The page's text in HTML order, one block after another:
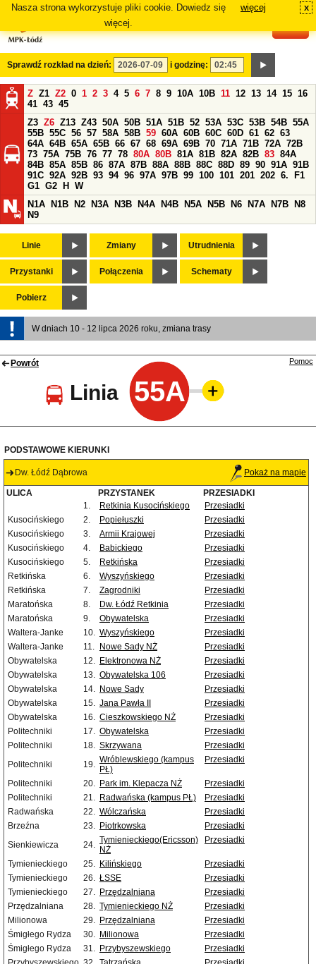
Nasza strona wykorzystuje pliki cookie. Dowiedz się
więcej.
więcej x
Sprawdź rozkład na dzień: i godzinę:
Z Z1 Z2 0 1 2 3 4 5 6 7 8 9 10A 10B 11 12 13 14 15 16
41 43 45
Z3 Z6 Z13 Z43 50A 50B 51A 51B 52 53A 53C 53B 54B 55A
55B 55C 56 57 58A 58B 59 60A 60B 60C 60D 61 62 63
64A 64B 65A 65B 66 67 68 69A 69B 70 71A 71B 72A 72B
73 75A 75B 76 77 78 80A 80B 81A 81B 82A 82B 83 84A
84B 85A 85B 86 87A 87B 88A 88B 88C 88D 89 90 91A 91B
91C 92A 92B 93 94 96 97A 97B 99 100 101 201 202 6.
F1
G1 G2 H
W
N1A
N1B N2 N3A N3B N4A N4B N5A N5B N6 N7A N7B
N8
N9
Linie Zmiany Utrudnienia
Przystanki Połączenia Schematy
Pobierz
W dniach 10 - 12 lipca 2026 roku, zmiana trasy
Powrót
Linia 55A
Pomoc
PODSTAWOWE KIERUNKI
Dw. Łódź Dąbrowa Pokaż na mapie
ULICA PRZYSTANEK
PRZESIADKI
1.
Retkinia Kusocińskiego
Przesiadki
Kusocińskiego
2. Popiełuszki
Przesiadki
Kusocińskiego
3. Armii Krajowej
Przesiadki
Kusocińskiego
4. Babickiego
Przesiadki
Kusocińskiego
5. Retkińska
Przesiadki
Retkińska
6. Wyszyńskiego
Przesiadki
Retkińska
7. Zagrodniki
Przesiadki
Maratońska
8. Dw. Łódź Retkinia
Przesiadki
Maratońska
9. Obywatelska
Przesiadki
Waltera-Janke
10. Wyszyńskiego
Przesiadki
Waltera-Janke
11. Nowe Sady NŻ
Przesiadki
Obywatelska
12. Elektronowa NŻ
Przesiadki
Obywatelska
13. Obywatelska 106
Przesiadki
Obywatelska
14. Nowe Sady
Przesiadki
Obywatelska
15. Jana Pawła II
Przesiadki
Obywatelska
16. Cieszkowskiego NŻ
Przesiadki
Politechniki
17. Obywatelska
Przesiadki
Politechniki
18. Skrzywana
Przesiadki
Politechniki
19. Wróblewskiego (kampus
PŁ)
Przesiadki
Politechniki 20. Park im. Klepacza NŻ
Przesiadki
Politechniki
21. Radwańska (kampus PŁ)
Przesiadki
Radwańska
22. Wólczańska
Przesiadki
Brzeźna
23. Piotrkowska
Przesiadki
Sienkiewicza
24. Tymienieckiego(Ericsson)
NŻ
Przesiadki
Tymienieckiego 25. Kilińskiego
Przesiadki
Tymienieckiego
26. ŁSSE
Przesiadki
Tymienieckiego
27. Przędzalniana
Przesiadki
Przędzalniana
28. Tymienieckiego NŻ
Przesiadki
Milionowa
29. Przędzalniana
Przesiadki
Śmigłego Rydza
30. Milionowa
Przesiadki
Śmigłego Rydza
31. Przybyszewskiego
Przesiadki